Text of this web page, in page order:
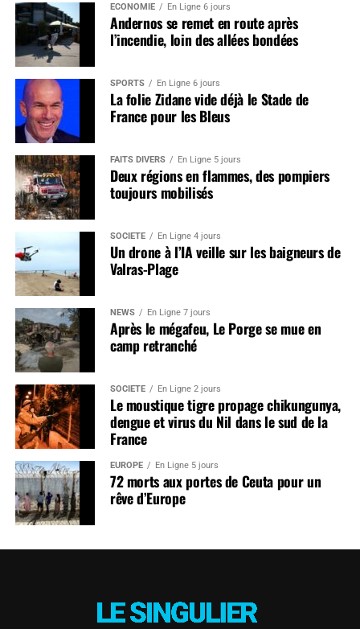
ÉCONOMIE En Ligne 6 jours
Andernos se remet en route après
l’incendie, loin des allées bondées
SPORTS En Ligne 6 jours
La folie Zidane vide déjà le Stade de
France pour les Bleus
FAITS DIVERS En Ligne 5 jours
Deux régions en flammes, des pompiers
toujours mobilisés
SOCIÉTÉ En Ligne 4 jours
Un drone à l’IA veille sur les baigneurs de
Valras-Plage
NEWS En Ligne 7 jours
Après le mégafeu, Le Porge se mue en
camp retranché
SOCIÉTÉ En Ligne 2 jours
Le moustique tigre propage chikungunya,
dengue et virus du Nil dans le sud de la
France
EUROPE En Ligne 5 jours
72 morts aux portes de Ceuta pour un
rêve d’Europe